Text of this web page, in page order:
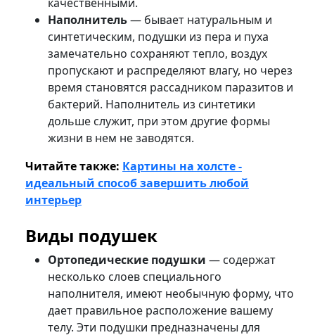
Наполнитель— бывает натуральным и
синтетическим, подушки из пера и пуха
замечательно сохраняют тепло, воздух
пропускают и распределяют влагу, но через
время становятся рассадником паразитов и
бактерий. Наполнитель из синтетики
дольше служит, при этом другие формы
жизни в нем не заводятся.
Читайте также: Картины на холсте -
идеальный способ завершить любой
интерьер
Виды подушек
Ортопедические подушки — содержат
несколько слоев специального
наполнителя, имеют необычную форму, что
дает правильное расположение вашему
телу. Эти подушки предназначены для